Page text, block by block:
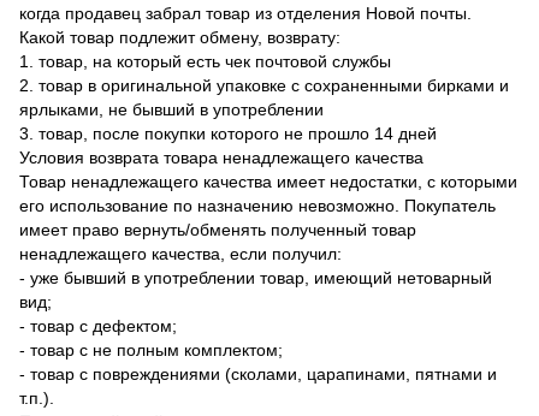
когда продавец забрал товар из отделения Новой почты.
Какой товар подлежит обмену, возврату:
1. товар, на который есть чек почтовой службы
2. товар в оригинальной упаковке с сохраненными бирками и
ярлыками, не бывший в употреблении
3. товар, после покупки которого не прошло 14 дней
Условия возврата товара ненадлежащего качества
Товар ненадлежащего качества имеет недостатки, с которыми
его использование по назначению невозможно. Покупатель
имеет право вернуть/обменять полученный товар
ненадлежащего качества, если получил:
- уже бывший в употреблении товар, имеющий нетоварный
вид;
- товар с дефектом;
- товар с не полным комплектом;
- товар с повреждениями (сколами, царапинами, пятнами и
т.п.).